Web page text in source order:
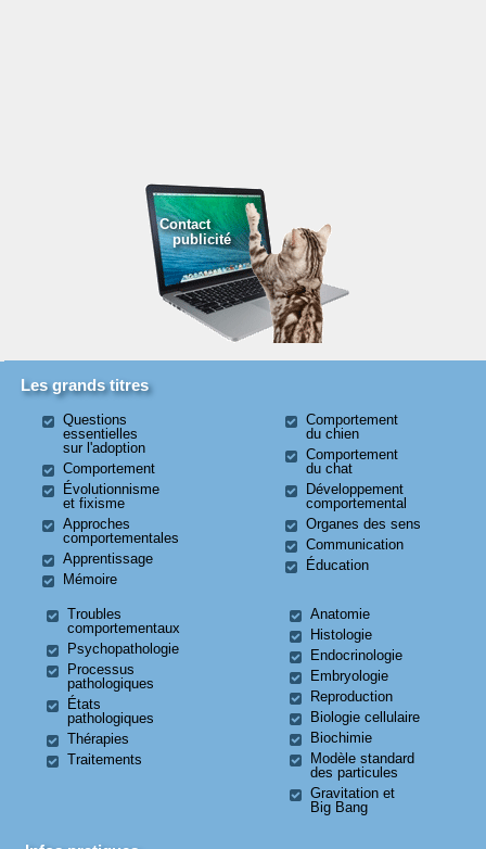
Contact
publicité
Les grands titres
Questions
essentielles
sur l'adoption
Comportement
Évolutionnisme
et fixisme
Approches
comportementales
Apprentissage
Mémoire
Comportement
du chien
Comportement
du chat
Développement
comportemental
Organes des sens
Communication
Éducation
Troubles
comportementaux
Psychopathologie
Processus
pathologiques
États
pathologiques
Thérapies
Traitements
Anatomie
Histologie
Endocrinologie
Embryologie
Reproduction
Biologie cellulaire
Biochimie
Modèle standard
des particules
Gravitation et
Big Bang